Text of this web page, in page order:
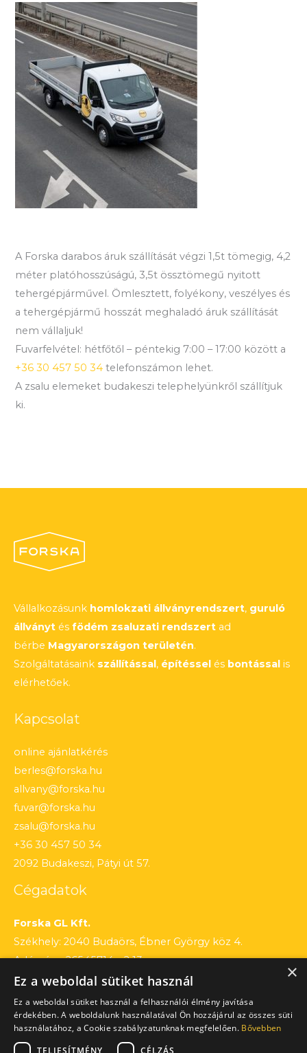
A Forska darabos áruk szállítását végzi 1,5t tömegig, 4,2
méter platóhosszúságú, 3,5t össztömegű nyitott
tehergépjárművel. Ömlesztett, folyékony, veszélyes és
a tehergépjármű hosszát meghaladó áruk szállítását
nem vállaljuk!
Fuvarfelvétel: hétfőtől – péntekig 7:00 – 17:00 között a
+36 30 457 50 34 telefonszámon lehet.
A zsalu elemeket budakeszi telephelyünkről szállítjuk
ki.
Vállalkozásunk homlokzati állványrendszert, guruló
állványt és födém zsaluzati rendszert ad
bérbe Magyarországon területén.
Szolgáltatásaink szállítással, építéssel és bontással is
elérhetőek.
Kapcsolat
online ajánlatkérés
berles@forska.hu
allvany@forska.hu
fuvar@forska.hu
zsalu@forska.hu
+36 30 457 50 34
2092 Budakeszi, Pátyi út 57.
Cégadatok
Forska GL Kft.
Székhely: 2040 Budaörs, Ébner György köz 4.
Adószám: 26545714 – 2 13
Cégjegyzékszám: 13 – 09 – 195803
Számlaszám: 12010154 – 01660751 – 00100001
×
Ez a weboldal sütiket használ
Ez a weboldal sütiket használ a felhasználói élmény javítása
érdekében. A weboldalunk használatával Ön hozzájárul az összes süti
használatához, a Cookie szabályzatunknak megfelelően. Bővebben
TELJESÍTMÉNY
CÉLZÁS